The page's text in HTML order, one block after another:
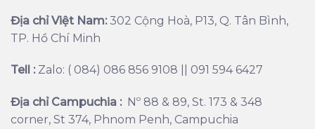
Địa chỉ Việt Nam:302 Cộng Hoà, P13, Q. Tân Bình,
TP. Hồ Chí Minh
Tell :Zalo: ( 084) 086 856 9108 || 091 594 6427
Địa chỉ Campuchia :Nº 88 & 89, St. 173 & 348
corner, St 374, Phnom Penh, Campuchia